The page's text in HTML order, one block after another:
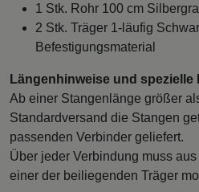
1 Stk. Rohr 100 cm
2 Stk. Träger 1-läufig
Befestigungsmaterial
Längenhinweise und spezielle
Ab einer Stangenlänge größer
Standardversand die Stangen
passenden Verbinder geliefert.
Über jeder Verbindung muss
einer der beiliegenden Träger